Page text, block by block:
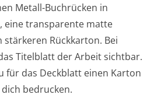
Metall-Buchrücken in
eine transparente matte
stärkeren Rückkarton. Bei
Titelblatt der Arbeit sichtbar.
für das Deckblatt einen Karton
bedrucken.